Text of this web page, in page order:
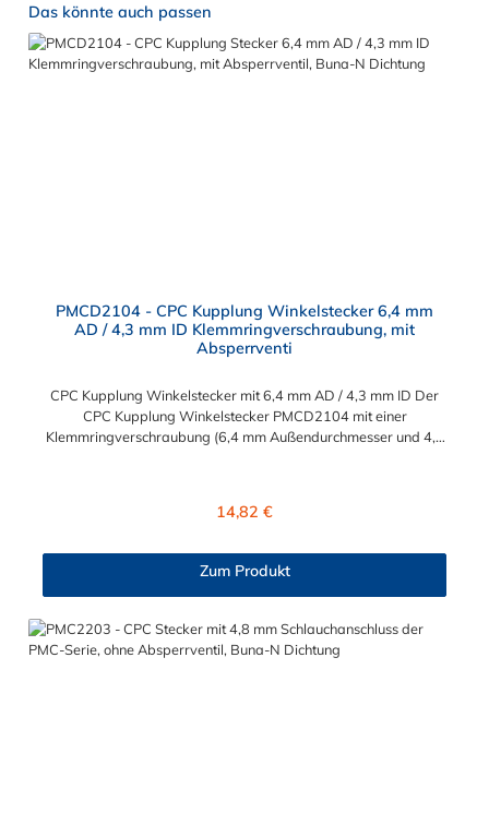
Produktgalerie überspringen
Das könnte auch passen
PMCD2104 - CPC Kupplung Winkelstecker 6,4 mm
AD / 4,3 mm ID Klemmringverschraubung, mit
Absperrventi
CPC Kupplung Winkelstecker mit 6,4 mm AD / 4,3 mm ID Der
CPC Kupplung Winkelstecker PMCD2104 mit einer
Klemmringverschraubung (6,4 mm Außendurchmesser und 4,3
mit dem O-Ring, hat ein Maß von ≈ 7,9 mm. Sie können diesen
MC- Serie kombinieren.
Regulärer Preis:
14,82 €
Zum Produkt